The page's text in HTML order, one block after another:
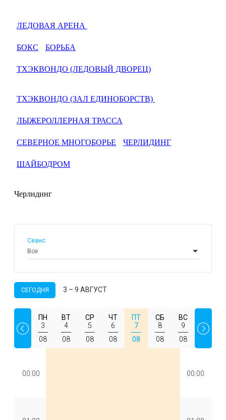
ЛЕДОВАЯ АРЕНА
БОКС БОРЬБА
ТХЭКВОНДО (ЛЕДОВЫЙ ДВОРЕЦ)
ТХЭКВОНДО (ЗАЛ ЕДИНОБОРСТВ)
ЛЫЖЕРОЛЛЕРНАЯ ТРАССА
СЕВЕРНОЕ МНОГОБОРЬЕ ЧЕРЛИДИНГ
ШАЙБОДРОМ
Черлидинг
Сеанс
СЕГОДНЯ 3 – 9 АВГУСТ
ПН
3
08
ВТ
4
08
СР
5
08
ЧТ
6
08
ПТ
7
08
СБ
8
08
ВС
9
08
00:00 00:00